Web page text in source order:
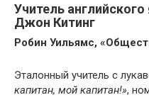
Учитель
Джон Китинг
Робин Уильямс,
Эталонный учитель с
капитан, мой капитан!»,